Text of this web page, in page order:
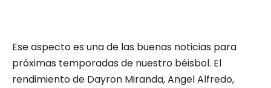
Ese aspecto es una de las buenas noticias para
próximas temporadas de nuestro béisbol. El
rendimiento de Dayron Miranda, Angel Alfredo,